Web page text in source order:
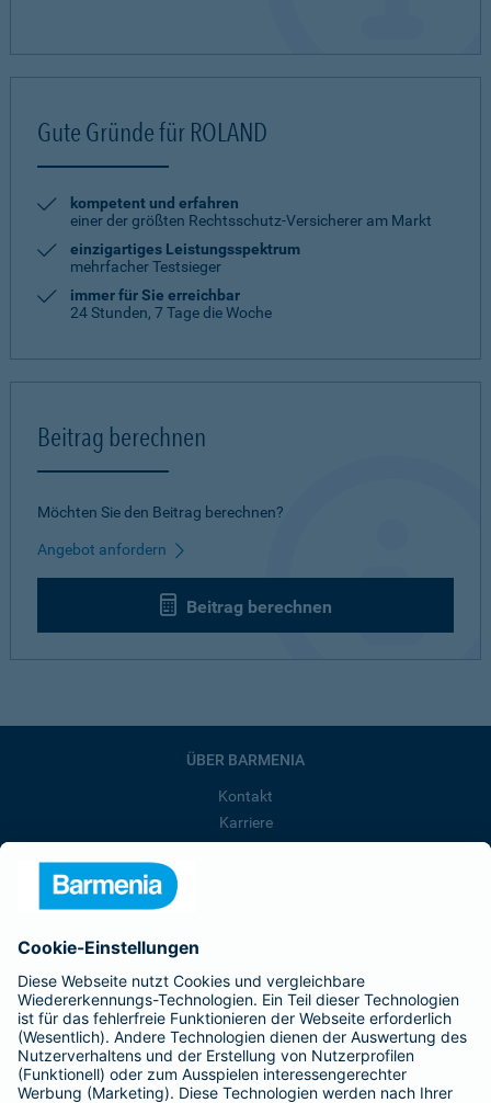
Gute Gründe für ROLAND
kompetent und erfahren
einer der größten Rechtsschutz-Versicherer am Markt
einzigartiges Leistungsspektrum
mehrfacher Testsieger
immer für Sie erreichbar
24 Stunden, 7 Tage die Woche
Beitrag berechnen
Möchten Sie den Beitrag berechnen?
Angebot anfordern
Beitrag berechnen
ÜBER BARMENIA
Kontakt
Karriere
Barmenia ist Teil der BarmeniaGothaer
BELIEBTE SEITEN
Kranken-Zusatzversicherung
Tierversicherungen
Haftpflichtversicherung